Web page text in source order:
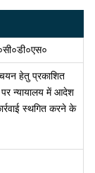
हेतु प्रकाशित
न्यायालय में आदेश
स्थगित करने के